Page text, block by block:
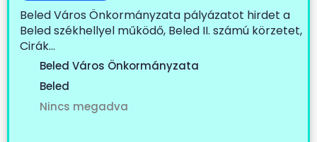
Beled Város Önkormányzata pályázatot hirdet a
Beled székhellyel működő, Beled II. számú körzetet,
Cirák...
Beled Város Önkormányzata
Beled
Nincs megadva